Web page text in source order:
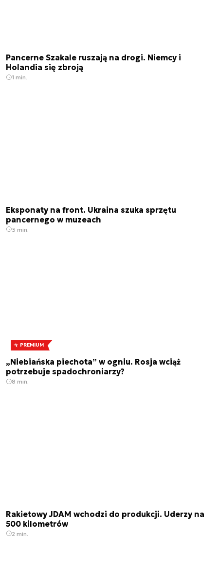
Pancerne Szakale ruszają na drogi. Niemcy i
Holandia się zbroją
1 min.
Eksponaty na front. Ukraina szuka sprzętu
pancernego w muzeach
3 min.
PREMIUM
„Niebiańska piechota” w ogniu. Rosja wciąż
potrzebuje spadochroniarzy?
8 min.
Rakietowy JDAM wchodzi do produkcji. Uderzy na
500 kilometrów
2 min.